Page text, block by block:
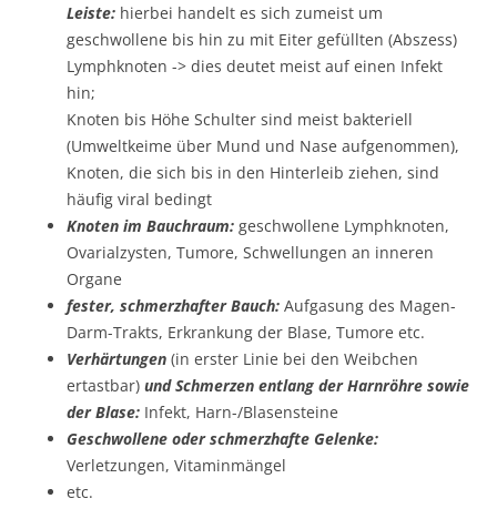
Leiste: hierbei handelt es sich zumeist um
geschwollene bis hin zu mit Eiter gefüllten (Abszess)
Lymphknoten -> dies deutet meist auf einen Infekt
hin;
Knoten bis Höhe Schulter sind meist bakteriell
(Umweltkeime über Mund und Nase aufgenommen),
Knoten, die sich bis in den Hinterleib ziehen, sind
häufig viral bedingt
Knoten im Bauchraum: geschwollene Lymphknoten,
Ovarialzysten, Tumore, Schwellungen an inneren
Organe
fester, schmerzhafter Bauch: Aufgasung des Magen-
Darm-Trakts, Erkrankung der Blase, Tumore etc.
Verhärtungen (in erster Linie bei den Weibchen
ertastbar) und Schmerzen entlang der Harnröhre sowie
der Blase: Infekt, Harn-/Blasensteine
Geschwollene oder schmerzhafte Gelenke:
Verletzungen, Vitaminmängel
etc.